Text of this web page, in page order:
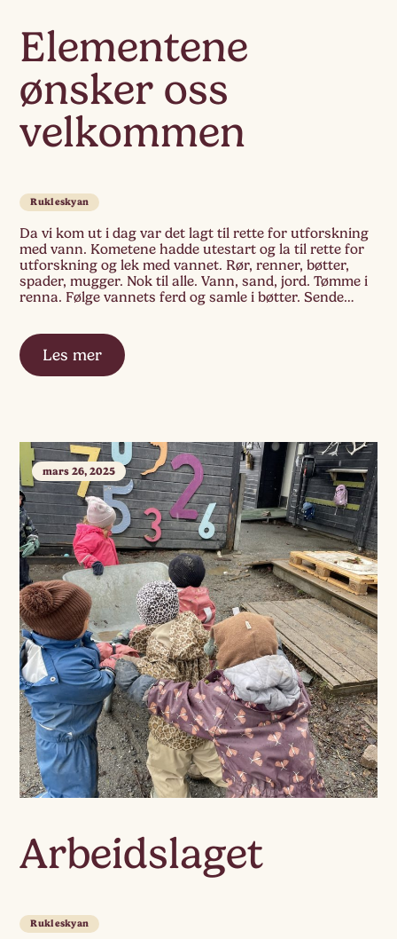
Elementene
ønsker oss
velkommen
Rukleskyan
Da vi kom ut i dag var det lagt til rette for utforskning
med vann. Kometene hadde utestart og la til rette for
utforskning og lek med vannet. Rør, renner, bøtter,
spader, mugger. Nok til alle. Vann, sand, jord. Tømme i
renna. Følge vannets ferd og samle i bøtter. Sende
Les mer
Arbeidslaget
mars 26, 2025
Rukleskyan